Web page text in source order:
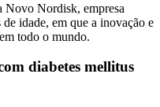
Novo Nordisk, empresa
idade, em que a inovação e
todo o mundo.
diabetes mellitus